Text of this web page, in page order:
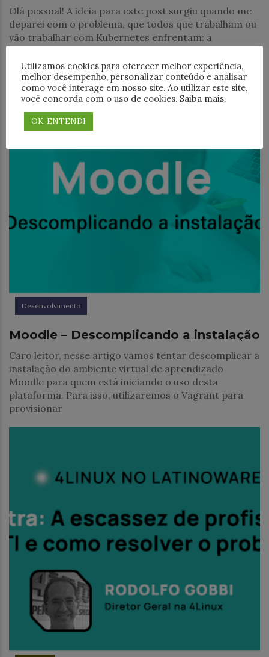
Olá pessoal! A ideia para este post surgiu quando me
deparei com o problema, que todos que trabalham ou
vão trabalhar com Kubernetes enfrentam: a
Desenvolvimento
Moodle – Descomplicando a instalação
Caro leitor, nesse artigo vamos tentar descomplicar a
instalação do ambiente virtual de aprendizado
Moodle para quem está iniciando o uso desta
plataforma. Para isso, utilizaremos o Vagrant para
provisionar
Utilizamos cookies para oferecer melhor experiência,
melhor desempenho, personalizar conteúdo e analisar
como você interage em nosso site. Ao utilizar este site,
você concorda com o uso de cookies. Saiba mais.
OK, ENTENDI